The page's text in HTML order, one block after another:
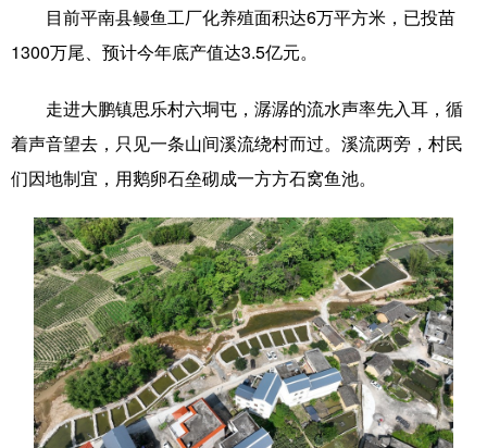
目前平南县鳗鱼工厂化养殖面积达6万平方米，已投苗
1300万尾、预计今年底产值达3.5亿元。
走进大鹏镇思乐村六垌屯，潺潺的流水声率先入耳，循
着声音望去，只见一条山间溪流绕村而过。溪流两旁，村民
们因地制宜，用鹅卵石垒砌成一方方石窝鱼池。